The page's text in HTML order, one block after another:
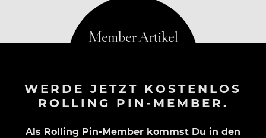
WERDE JETZT KOSTENLOS
ROLLING PIN-MEMBER.
Als Rolling Pin-Member kommst Du in den